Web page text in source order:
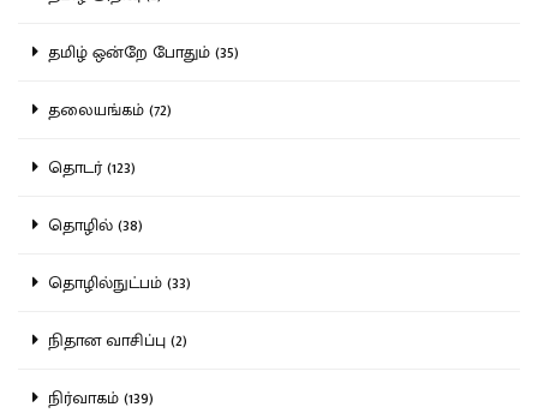
தமிழ் ஒன்றே போதும் (35)
தலையங்கம் (72)
தொடர் (123)
தொழில் (38)
தொழில்நுட்பம் (33)
நிதான வாசிப்பு (2)
நிர்வாகம் (139)